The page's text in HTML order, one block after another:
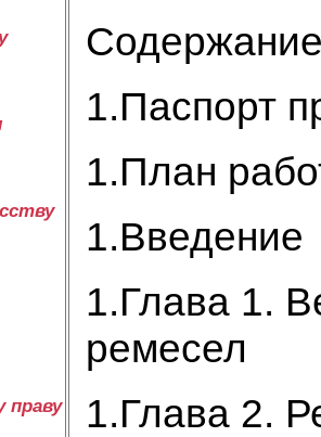
праву
1.Паспорт
1.План
1.Введение
1.Глава 1.
ремесел
1.Глава 2.